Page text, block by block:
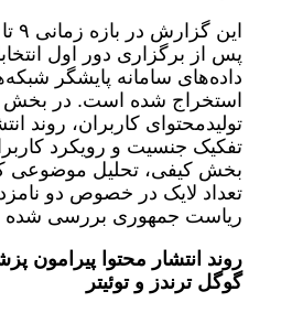
پس از برگزاری دور اول
داده‌های سامانه پایشگر
استخراج شده است. در بخش
تولیدمحتوای کاربران، روند
تفکیک جنسیت و رویکرد
بخش کیفی، تحلیل موضوعی
تعداد لایک در خصوص دو نامزد
ریاست جمهوری بررسی
روند انتشار محتوا پیرامون
گوگل ترندز و توئیتر